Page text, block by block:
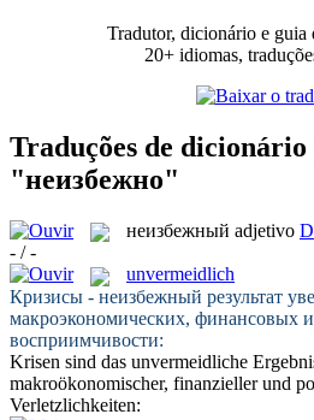
Tradutor, dicionário e guia
20+ idiomas,
Traduções de dicionário
"неизбежно"
неизбежный adjetivo
- / -
unvermeidlich
Кризисы - неизбежный результат
макроэкономических, финансовых
восприимчивости:
Krisen sind das unvermeidliche
makroökonomischer, finanzieller und
Verletzlichkeiten: